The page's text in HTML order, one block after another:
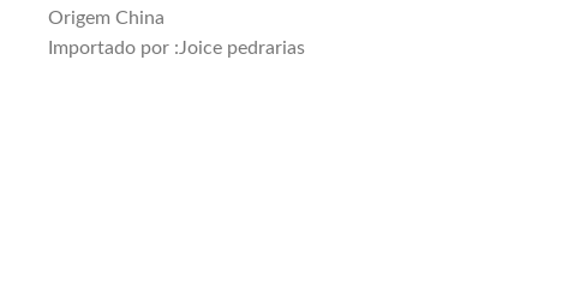
Origem China
Importado por :Joice pedrarias